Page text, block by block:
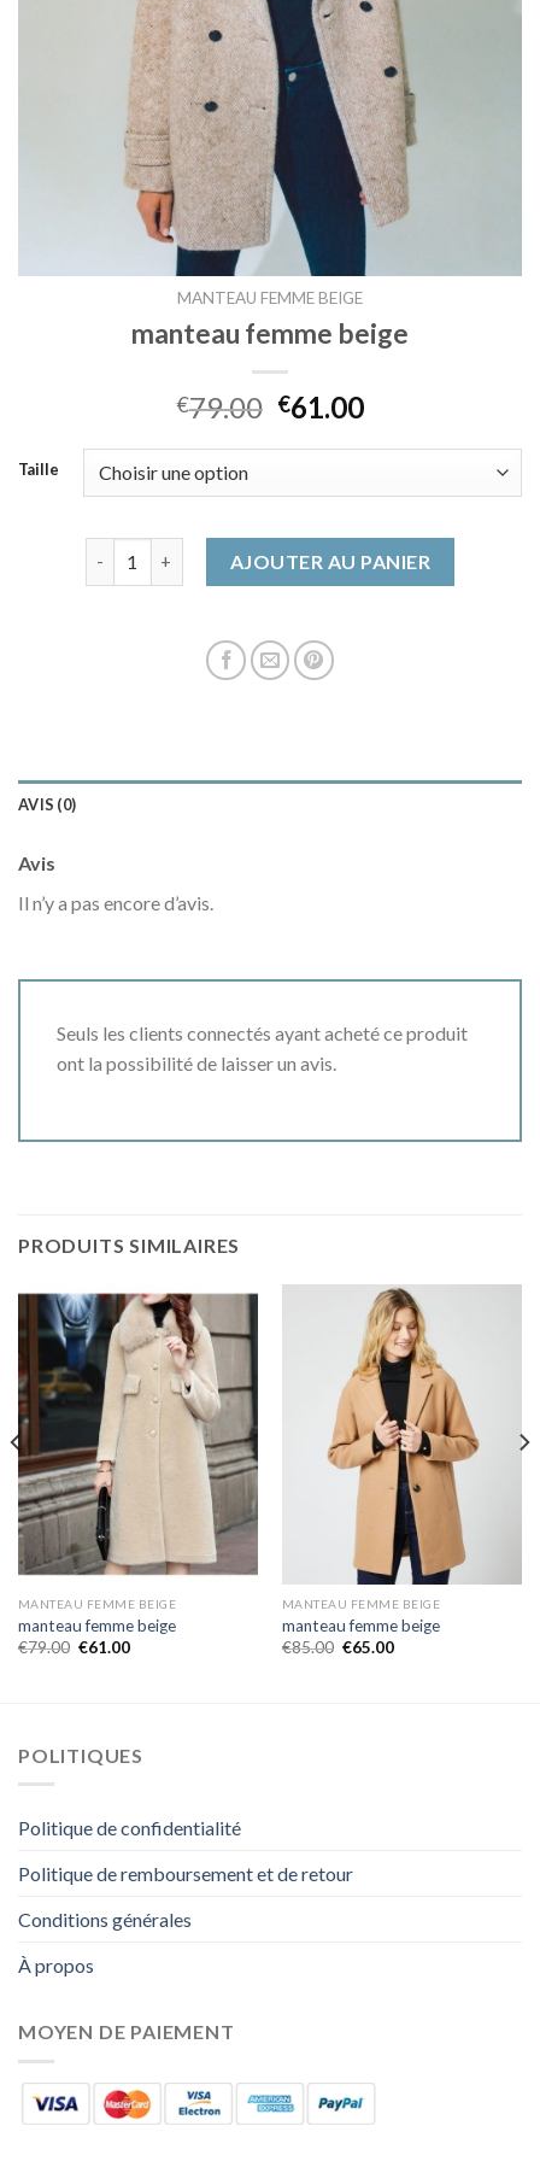
MANTEAU FEMME BEIGE
manteau femme beige
€79.00 €61.00
Taille
AJOUTER AU PANIER
AVIS (0)
Avis
Il n’y a pas encore d’avis.
Seuls les clients connectés ayant acheté ce produit
ont la possibilité de laisser un avis.
PRODUITS SIMILAIRES
MANTEAU FEMME BEIGE
manteau femme beige
€79.00 €61.00
MANTEAU FEMME BEIGE
manteau femme beige
€85.00 €65.00
POLITIQUES
Politique de confidentialité
Politique de remboursement et de retour
Conditions générales
À propos
MOYEN DE PAIEMENT